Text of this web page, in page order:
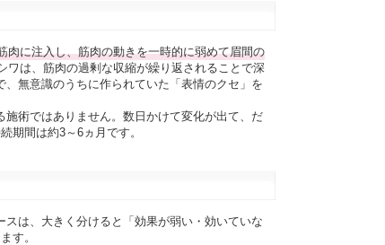
肉に注入し、筋肉の動きを一時的に弱めて眉間の
ワは、筋肉の過剰な収縮が繰り返されることで深
無意識のうちに作られていた「表情のクセ」を
術ではありません。数日かけて変化が出て、だ
期間は約3～6ヵ月です。
は、大きく分けると「効果が弱い・効いていな
す。